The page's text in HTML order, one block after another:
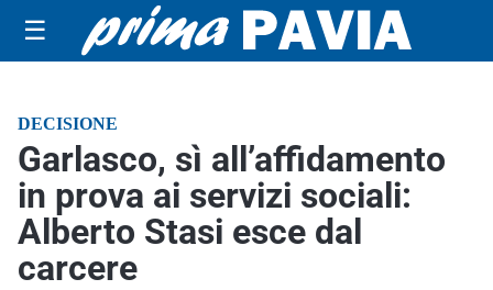
☰
DECISIONE
Garlasco, sì all’affidamento
in prova ai servizi sociali:
Alberto Stasi esce dal
carcere